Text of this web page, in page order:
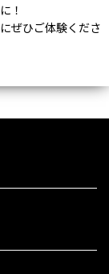
！
ぜひご体験くださ